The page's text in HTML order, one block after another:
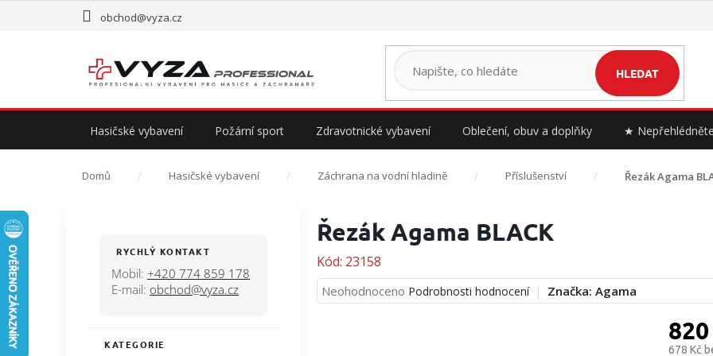
obchod@vyza.cz
HLEDAT
Hasičské vybavení Požární sport Zdravotnické vybavení Oblečení, obuv a doplňky ★
Domů Hasičské vybavení Záchrana na vodní hladině Příslušenství Řezák Agama
RYCHLÝ KONTAKT
Mobil: +420 774 859 178
E-mail: obchod@vyza.cz
Přeskočit
KATEGORIE
Řezák Agama BLACK
Kód: 23158
Průměrné
hodnocení
Neohodnoceno Podrobnosti hodnocení Značka: Agama
678 Kč